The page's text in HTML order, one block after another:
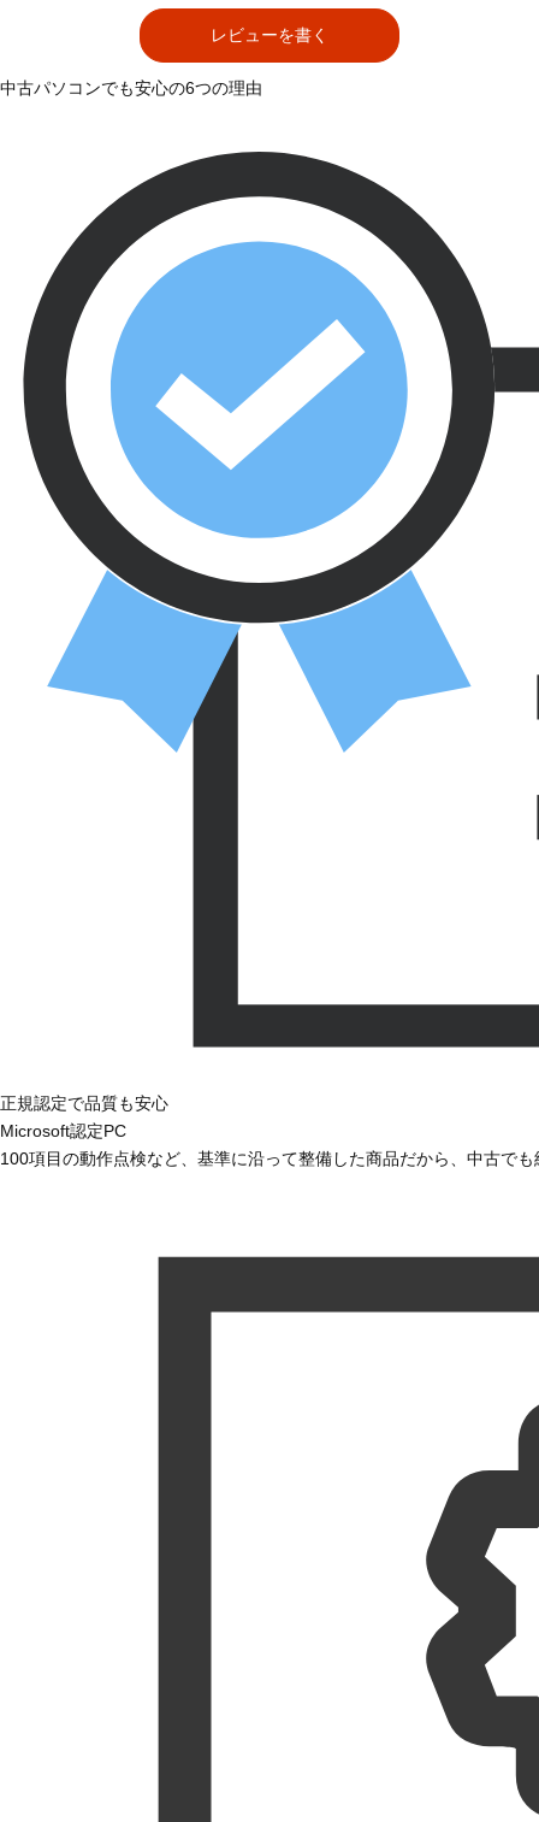
レビューを書く
中古パソコンでも安心の6つの理由
正規認定で品質も安心
Microsoft認定PC
100項目の動作点検など、基準に沿って整備した商品だから、中古で